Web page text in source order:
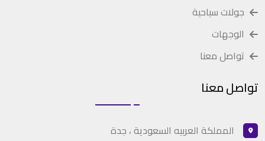
جولات سياحية
الوجهات
تواصل معنا
تواصل معنا
المملكة العربيه السعودية ، جدة